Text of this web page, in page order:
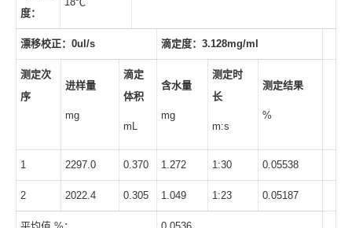
度：
漂移校正： 0ul/s 滴定度： 3.128mg/ml
测定次
序
进样量
mg
滴定
体积
mL
含水量
mg
测定时
长
m:s
测定结果
%
1 2297.0 0.370 1.272 1:30 0.05538
2 2022.4 0.305 1.049 1:23 0.05187